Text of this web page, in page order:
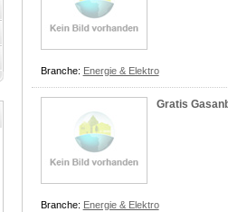
Branche: Energie & Elektro
Gratis
Branche: Energie & Elektro